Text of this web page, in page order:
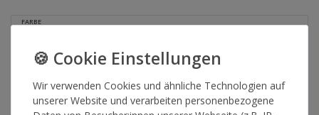
FARBE
GRÖSSE
*
Wir verwenden Cookies und ähnliche Technologien auf
unserer Website und verarbeiten personenbezogene